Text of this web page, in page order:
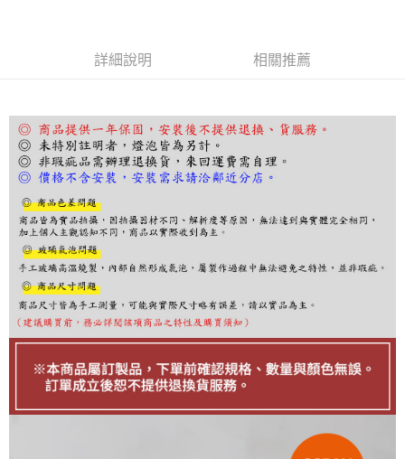
３．安心：先確認商品／服務後，再付款。
結帳頁面，進行簡訊認證並確認金額後，即可完成結帳。
２．訂單成立數日內，您將收到繳費通知簡訊。
３．收到繳費通知簡訊後14天內，點擊此簡訊中的連結，可透過四大超商／
ATM／網路銀行／等多元方式進行付款，方視為交易完成。
購買商品的店家。未經商家同意取消之訂單仍視為有效，需透過AFTEE先享
後付繳納相關費用。
※ 交易是否成功請以「AFTEE先享後付 」之結帳頁面顯示為準，若有關於
是否繳費成功／繳費後需取消欲退款等相關疑問，請聯繫「AFTEE先享後付
客戶支援中心」 https://netprotections.freshdesk.com/support/home
【注意事項】
１．透過由恩沛科技股份有限公司提供之「AFTEE先享後付」服務完成之交
易，需依本服務之必要範圍內提供個人資料，並將交易相關給付款項請求債
２．關於個人資料處理事宜，請瀏覽以下網址：
https://aftee.tw/terms/#terms3
「AFTEE先享後付」，若未經同意申辦者引起之損失，本公司不負相關責
４．使用「AFTEE先享後付」時，將依據個別帳號之用戶狀況，依本公司即
詳細說明 相關推薦